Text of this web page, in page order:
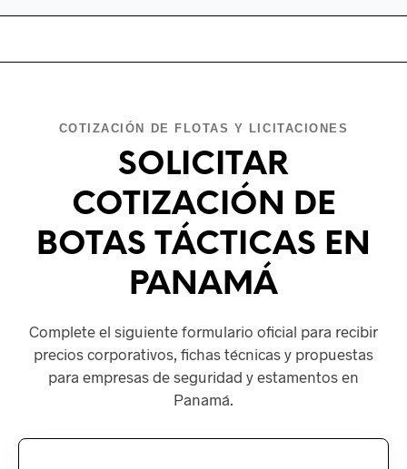
COTIZACIÓN DE FLOTAS Y LICITACIONES
SOLICITAR
COTIZACIÓN DE
BOTAS TÁCTICAS EN
PANAMÁ
Complete el siguiente formulario oficial para recibir
precios corporativos, fichas técnicas y propuestas
para empresas de seguridad y estamentos en
Panamá.